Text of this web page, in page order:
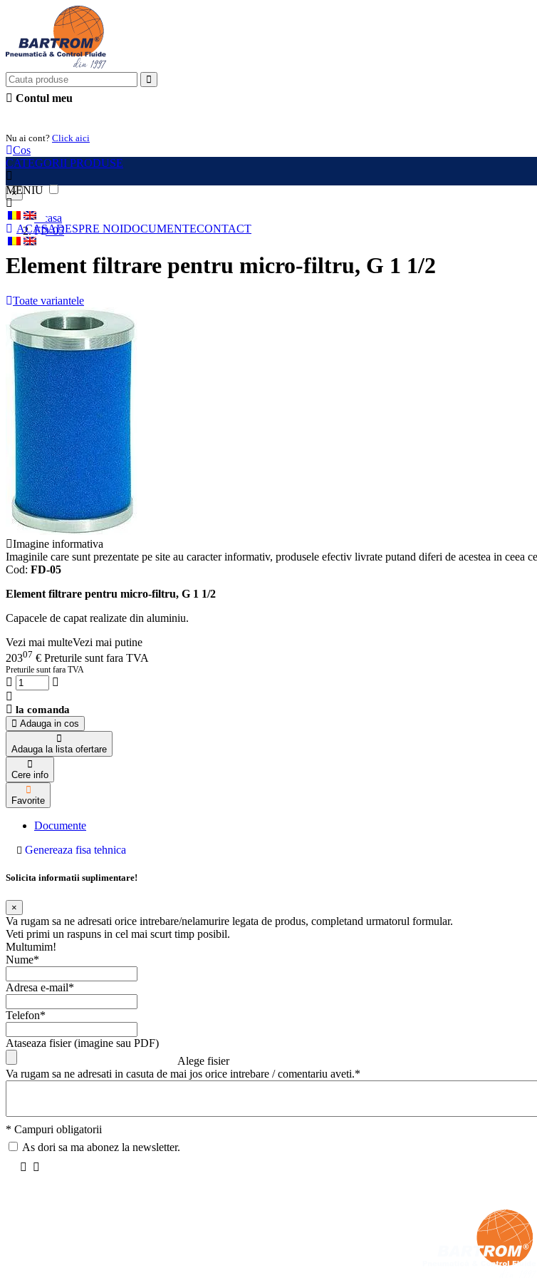
Contul meu
Nu ai cont? Click aici
Cos
CATEGORII PRODUSE
MENIU
ACASADESPRE NOIDOCUMENTECONTACT
×
Acasa
FD-05
Element filtrare pentru micro-filtru, G 1 1/2
Toate variantele
Imagine informativa
Imaginile care sunt prezentate pe site au caracter informativ, produsele efectiv livrate putand diferi de acestea in ceea
Cod: FD-05
Element filtrare pentru micro-filtru, G 1 1/2
Capacele de capat realizate din aluminiu.
Vezi mai multeVezi mai putine
20307 € Preturile sunt fara TVA
Preturile sunt fara TVA
la comanda
Adauga in cos
Adauga la lista ofertare
Cere info
Favorite
Documente
Genereaza fisa tehnica
Solicita informatii suplimentare!
×
Va rugam sa ne adresati orice intrebare/nelamurire legata de produs, completand urmatorul formular.
Veti primi un raspuns in cel mai scurt timp posibil.
Multumim!
Nume*
Adresa e-mail*
Telefon*
Ataseaza fisier (imagine sau PDF)
Alege fisier
Va rugam sa ne adresati in casuta de mai jos orice intrebare / comentariu aveti.*
* Campuri obligatorii
As dori sa ma abonez la newsletter.